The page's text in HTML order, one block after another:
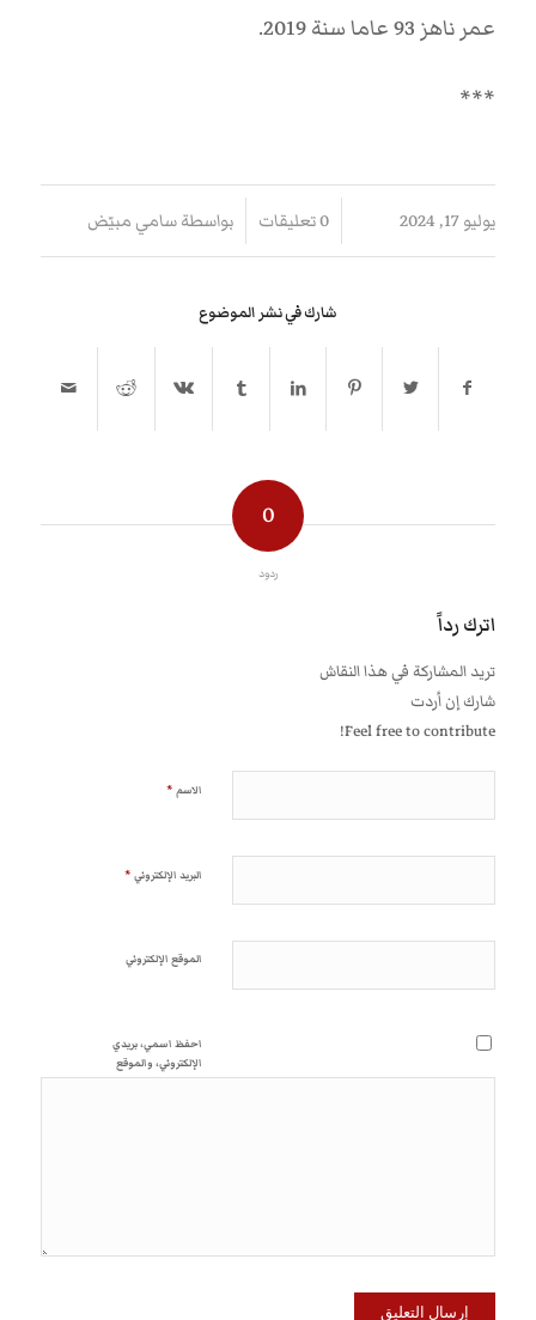
عمر ناهز 93 عاما سنة 2019.
***
يوليو 17, 2024 / 0 تعليقات
/ بواسطةسامي مبيّض
شارك في نشر الموضوع
0
ردود
اترك رداً
تريد المشاركة في هذا النقاش
شارك إن أردت
Feel free to contribute!
الاسم *
البريد الإلكتروني *
الموقع الإلكتروني
احفظ اسمي، بريدي
الإلكتروني، والموقع
الإلكتروني في هذا المتصفح